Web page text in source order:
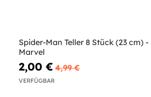
Spider-Man Teller 8 Stück (23 cm) -
Marvel
2,00 € 4,99 €
VERFÜGBAR